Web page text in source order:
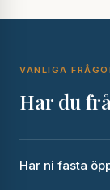
VANLIGA
Har du
Har ni fasta